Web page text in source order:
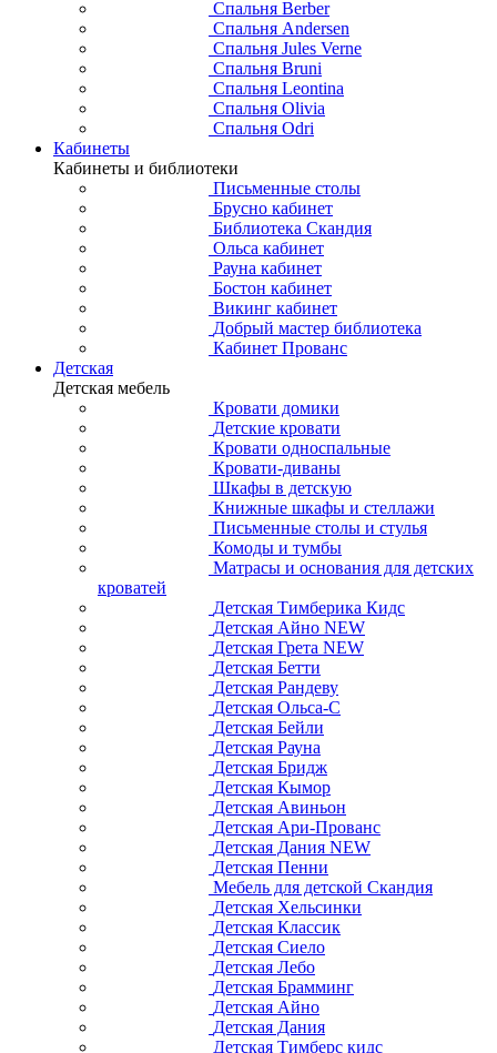
Спальня Berber
Спальня Andersen
Спальня Jules Verne
Спальня Bruni
Спальня Leontina
Спальня Olivia
Спальня Odri
Кабинеты
Кабинеты и библиотеки
Письменные столы
Брусно кабинет
Библиотека Скандия
Ольса кабинет
Рауна кабинет
Бостон кабинет
Викинг кабинет
Добрый мастер библиотека
Кабинет Прованс
Детская
Детская мебель
Кровати домики
Детские кровати
Кровати односпальные
Кровати-диваны
Шкафы в детскую
Книжные шкафы и стеллажи
Письменные столы и стулья
Комоды и тумбы
Матрасы и основания для детских
кроватей
Детская Тимберика Кидс
Детская Айно NEW
Детская Грета NEW
Детская Бетти
Детская Рандеву
Детская Ольса-С
Детская Бейли
Детская Рауна
Детская Бридж
Детская Кымор
Детская Авиньон
Детская Ари-Прованс
Детская Дания NEW
Детская Пенни
Мебель для детской Скандия
Детская Хельсинки
Детская Классик
Детская Сиело
Детская Лебо
Детская Брамминг
Детская Айно
Детская Дания
Детская Тимберс кидс